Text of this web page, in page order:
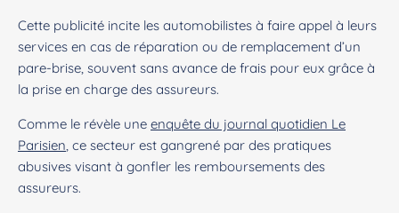
Cette publicité incite les automobilistes à faire appel à leurs
services en cas de réparation ou de remplacement d’un
pare-brise, souvent sans avance de frais pour eux grâce à
la prise en charge des assureurs.
Comme le révèle une enquête du journal quotidien Le
Parisien, ce secteur est gangrené par des pratiques
abusives visant à gonfler les remboursements des
assureurs.